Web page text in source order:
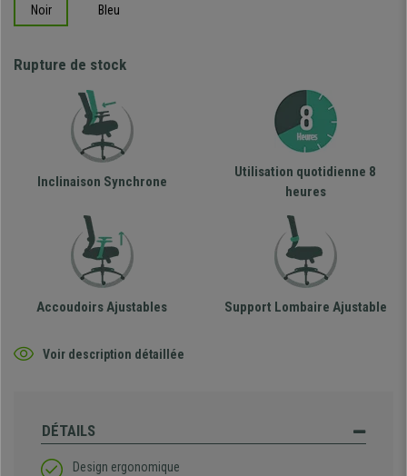
Noir Bleu
Rupture de stock
Inclinaison Synchrone
Utilisation quotidienne 8
heures
Accoudoirs Ajustables Support Lombaire Ajustable
Voir description détaillée
DÉTAILS
Design ergonomique